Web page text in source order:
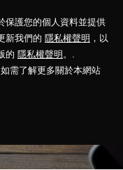
保護您的個人資料並提供
新我們的 隱私權聲明 ，以
的 隱私權聲明 。.
需了解更多關於本網站